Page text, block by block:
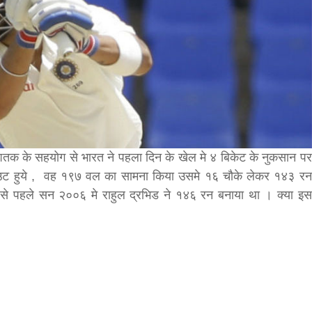
शतक के सहयोग से भारत ने पहला दिन के खेल मे ४ बिकेट के नुकसान पर
हुये , वह १९७ वल का सामना किया उसमे १६ चौके लेकर १४३ रन
पहले सन २००६ मे राहुल द्रभिड ने १४६ रन बनाया था । क्या इस
बड़े अंतर से जीत हासिल करुँंगी –रेणु दाहाल